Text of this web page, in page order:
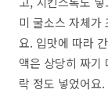
미 굴소스 자체가
요. 입맛에 따라
액은 상당히 짜기
락 정도 넣었어요